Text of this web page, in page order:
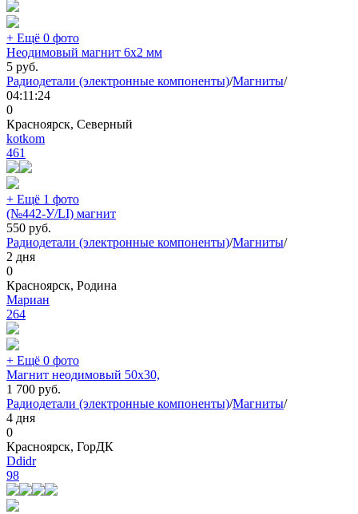
+ Ещё 0 фото
Неодимовый магнит 6х2 мм
5 руб.
Радиодетали (электронные компоненты)/Магниты/
04:11:24
0
Красноярск, Северный
kotkom
461
+ Ещё 1 фото
(№442-У/LI) магнит
550 руб.
Радиодетали (электронные компоненты)/Магниты/
2 дня
0
Красноярск, Родина
Мариан
264
+ Ещё 0 фото
Магнит неодимовый 50х30,
1 700 руб.
Радиодетали (электронные компоненты)/Магниты/
4 дня
0
Красноярск, ГорДК
Ddidr
98